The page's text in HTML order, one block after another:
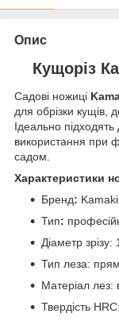
Опис
Кущоріз
Садові ножиці
для обрізки кущів,
Ідеально
використання при
садом.
Характеристики
Бренд:
Тип:
Діаметр
Тип леза:
Матеріал лез:
Твердість